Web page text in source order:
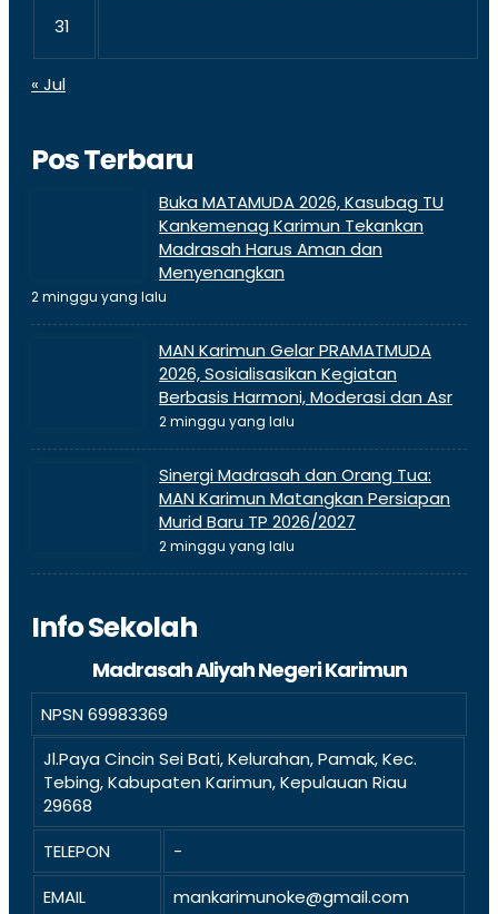
31
« Jul
Pos Terbaru
Buka MATAMUDA 2026, Kasubag TU
Kankemenag Karimun Tekankan
Madrasah Harus Aman dan
Menyenangkan
2 minggu yang lalu
MAN Karimun Gelar PRAMATMUDA
2026, Sosialisasikan Kegiatan
Berbasis Harmoni, Moderasi dan Asr
2 minggu yang lalu
Sinergi Madrasah dan Orang Tua:
MAN Karimun Matangkan Persiapan
Murid Baru TP 2026/2027
2 minggu yang lalu
Info Sekolah
Madrasah Aliyah Negeri Karimun
NPSN69983369
Jl.Paya Cincin Sei Bati, Kelurahan, Pamak, Kec.
Tebing, Kabupaten Karimun, Kepulauan Riau
29668
TELEPON
-
EMAIL
mankarimunoke@gmail.com